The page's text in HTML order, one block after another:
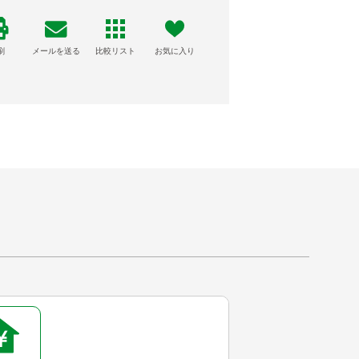
メールを送る 比較リスト お気に入り